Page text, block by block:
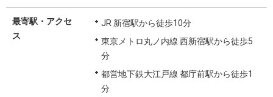
最寄駅・アクセ
ス
JR 新宿駅から徒歩10分
東京メトロ丸ノ内線 西新宿駅から徒歩5
分
都営地下鉄大江戸線 都庁前駅から徒歩1
分